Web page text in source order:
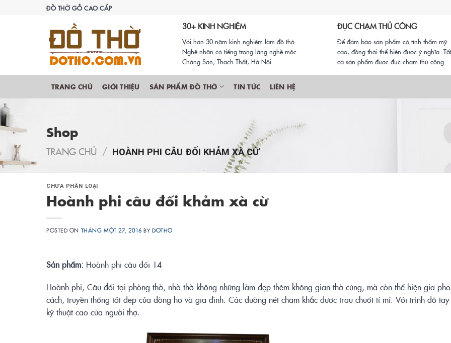
ĐỒ THỜ GỖ CAO CẤP
30+ KINH NGHIỆM
Với hơn 30 năm kinh nghiệm làm đồ thờ.
Nghệ nhân có tiếng trong làng nghề mộc
Chàng Sơn, Thạch Thất, Hà Nội
ĐỤC CHẠM THỦ CÔNG
Để đảm bảo sản phẩm có tính thẩm mỹ
cao, đồng thời thể hiện được ý nghĩa. Tất
cả sản phẩm được đục chạm thủ công.
TRANG CHỦ GIỚI THIỆU SẢN PHẨM ĐỒ THỜ TIN TỨC LIÊN HỆ
Shop
TRANG CHỦ / HOÀNH PHI CÂU ĐỐI KHẢM XÀ CỪ
CHƯA PHÂN LOẠI
Hoành phi câu đối khảm xà cừ
POSTED ON THÁNG MỘT 27, 2016 BYDOTHO
Sản phẩm: Hoành phi câu đối 14
Hoành phi, Câu đối tại phòng thờ, nhà thờ không những làm đẹp thêm không gian thờ cúng, mà còn thể hiện gia
cách, truyền thống tốt đẹp của dòng họ và gia đình. Các đường nét chạm khắc được trau chuốt tỉ mỉ. Với trình độ
kỹ thuật cao của người thợ.